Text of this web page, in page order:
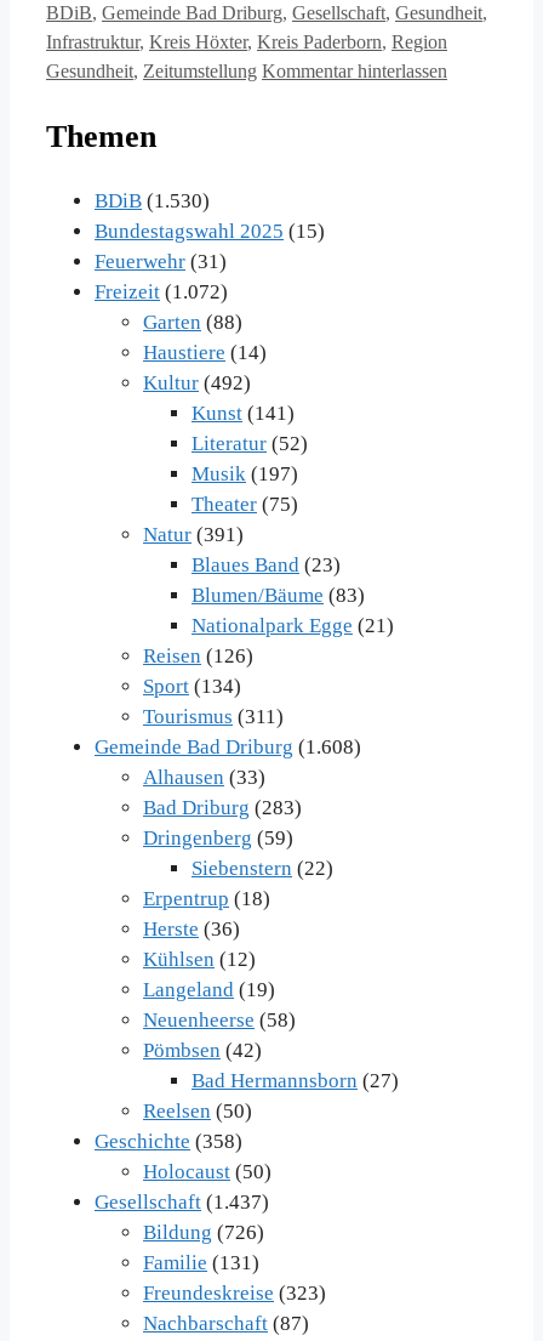
Kategorien
BDiB, Gemeinde Bad Driburg, Gesellschaft, Gesundheit,
Infrastruktur, Kreis Höxter, Kreis Paderborn, Region
Gesundheit, Zeitumstellung Kommentar hinterlassen
Themen
BDiB (1.530)
Bundestagswahl 2025 (15)
Feuerwehr (31)
Freizeit (1.072)
Garten (88)
Haustiere (14)
Kultur (492)
Kunst (141)
Literatur (52)
Musik (197)
Theater (75)
Natur (391)
Blaues Band (23)
Blumen/Bäume (83)
Nationalpark Egge (21)
Reisen (126)
Sport (134)
Tourismus (311)
Gemeinde Bad Driburg (1.608)
Alhausen (33)
Bad Driburg (283)
Dringenberg (59)
Siebenstern (22)
Erpentrup (18)
Herste (36)
Kühlsen (12)
Langeland (19)
Neuenheerse (58)
Pömbsen (42)
Bad Hermannsborn (27)
Reelsen (50)
Geschichte (358)
Holocaust (50)
Gesellschaft (1.437)
Bildung (726)
Familie (131)
Freundeskreise (323)
Nachbarschaft (87)